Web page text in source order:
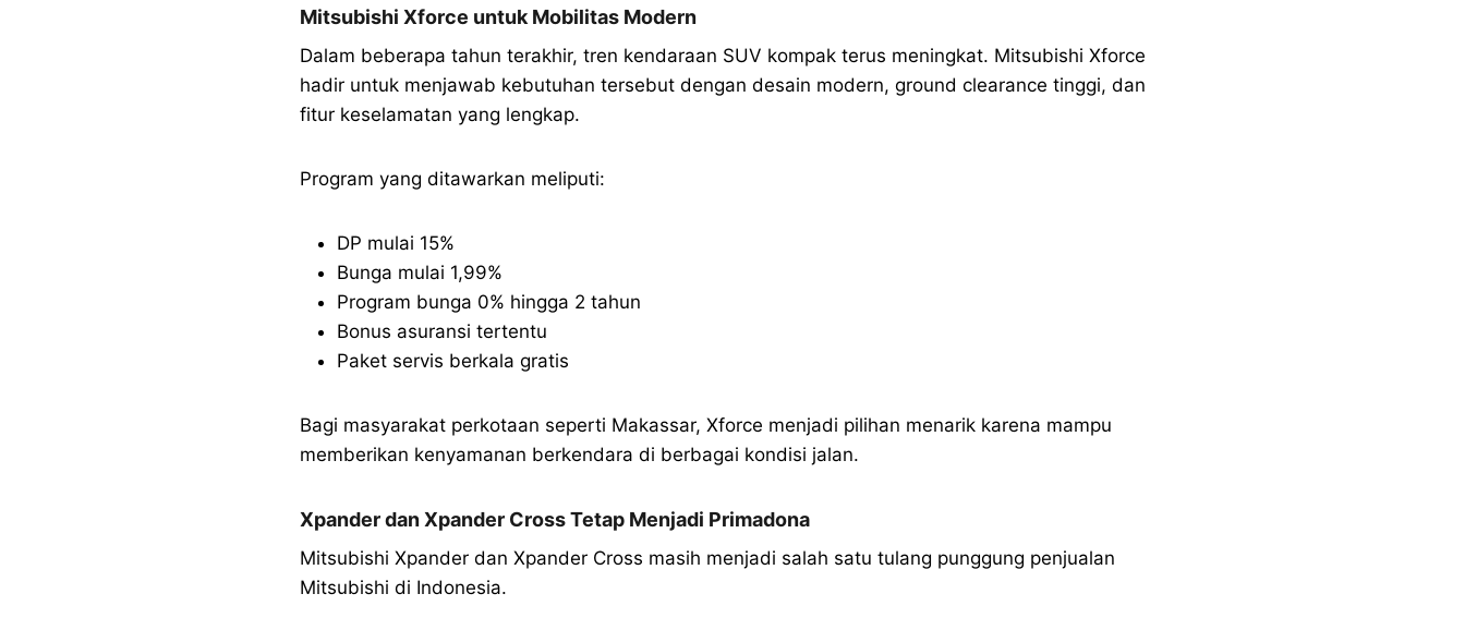
Mitsubishi Xforce untuk Mobilitas Modern
Dalam beberapa tahun terakhir, tren kendaraan SUV kompak terus meningkat. Mitsubishi Xforce
hadir untuk menjawab kebutuhan tersebut dengan desain modern, ground clearance tinggi, dan
fitur keselamatan yang lengkap.
Program yang ditawarkan meliputi:
DP mulai 15%
Bunga mulai 1,99%
Program bunga 0% hingga 2 tahun
Bonus asuransi tertentu
Paket servis berkala gratis
Bagi masyarakat perkotaan seperti Makassar, Xforce menjadi pilihan menarik karena mampu
memberikan kenyamanan berkendara di berbagai kondisi jalan.
Xpander dan Xpander Cross Tetap Menjadi Primadona
Mitsubishi Xpander dan Xpander Cross masih menjadi salah satu tulang punggung penjualan
Mitsubishi di Indonesia.